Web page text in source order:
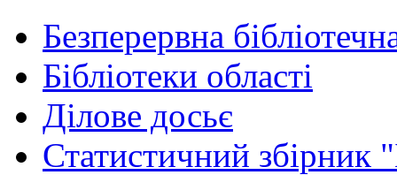
Безперервна
Бібліотеки області
Ділове досьє
Статистичний